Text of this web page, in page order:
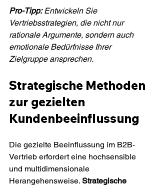
Pro-Tipp: Entwickeln Sie
Vertriebsstrategien, die nicht nur
rationale Argumente, sondern auch
emotionale Bedürfnisse Ihrer
Zielgruppe ansprechen.
Strategische Methoden
zur gezielten
Kundenbeeinflussung
Die gezielte Beeinflussung im B2B-
Vertrieb erfordert eine hochsensible
und multidimensionale
Herangehensweise. Strategische